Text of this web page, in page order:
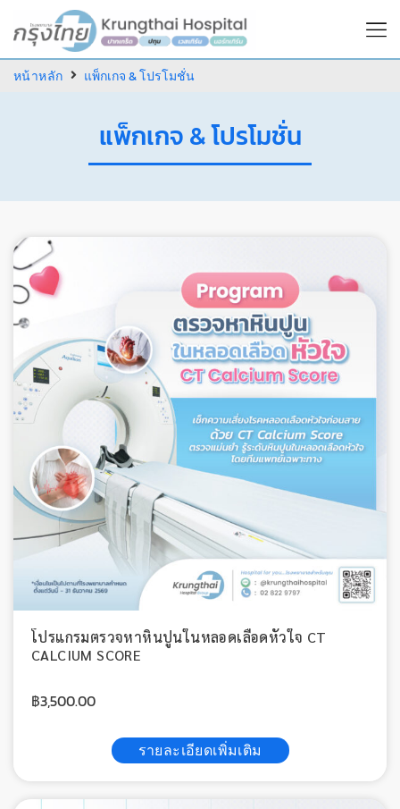
หน้าหลัก แพ็กเกจ & โปรโมชั่น
แพ็กเกจ & โปรโมชั่น
โปรแกรมตรวจหาหินปูนในหลอดเลือดหัวใจ CT
CALCIUM SCORE
฿3,500.00
รายละเอียดเพิ่มเติม